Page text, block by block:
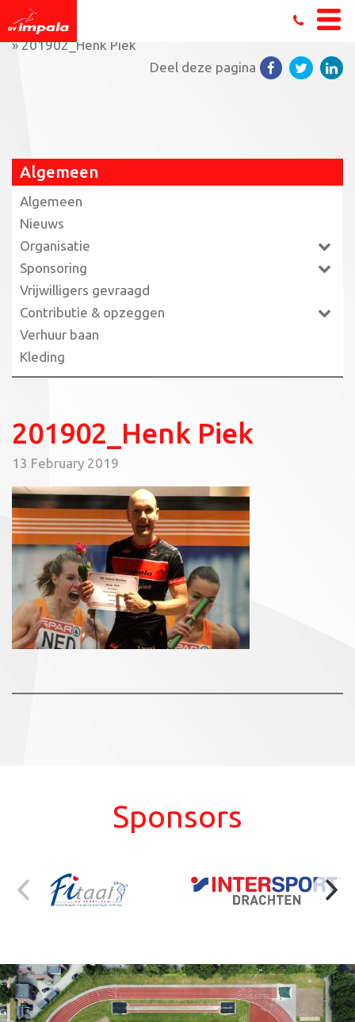
Home»De terugblik van… Henk Piek op de NK indoor
»201902_Henk Piek
Deel deze pagina
Algemeen
Algemeen
Nieuws
Organisatie
Sponsoring
Vrijwilligers gevraagd
Contributie & opzeggen
Verhuur baan
Kleding
201902_Henk Piek
13 February 2019
Sponsors